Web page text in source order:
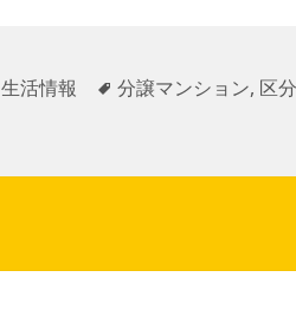
カ
リ
生活情報
タ
分譲マンション, 区